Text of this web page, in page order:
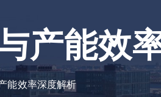
产能效
能效率深度解析